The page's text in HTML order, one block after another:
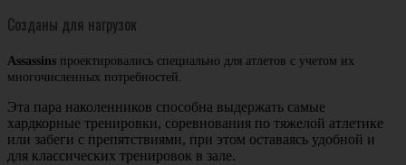
Созданы для нагрузок
Assassins проектировались специально для атлетов с учетом их
многочисленных потребностей.
Эта пара наколенников способна выдержать самые
хардкорные тренировки, соревнования по тяжелой атлетике
или забеги с препятствиями, при этом оставаясь удобной и
для классических тренировок в зале.